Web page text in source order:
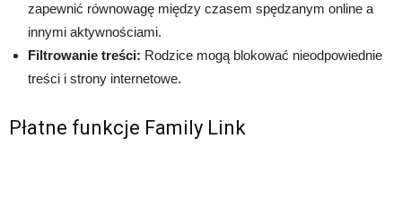
zapewnić równowagę między czasem spędzanym online a
innymi aktywnościami.
Filtrowanie treści: Rodzice mogą blokować nieodpowiednie
treści i strony internetowe.
Płatne funkcje Family Link